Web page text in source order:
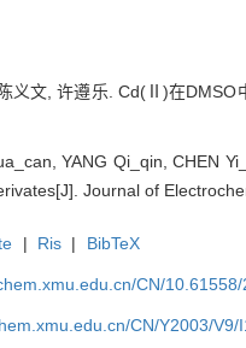
义文, 许遵乐. Cd(Ⅱ)在DMSO
YANG Qi_qin, CHEN
Journal of
| Ris | BibTeX
CN/
CN/Y2003/V9/